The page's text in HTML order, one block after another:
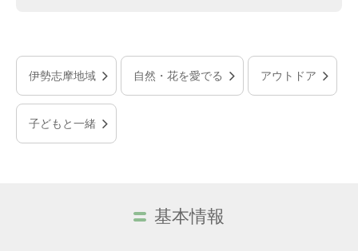
伊勢志摩地域 自然・花を愛でる アウトドア
子どもと一緒
基本情報